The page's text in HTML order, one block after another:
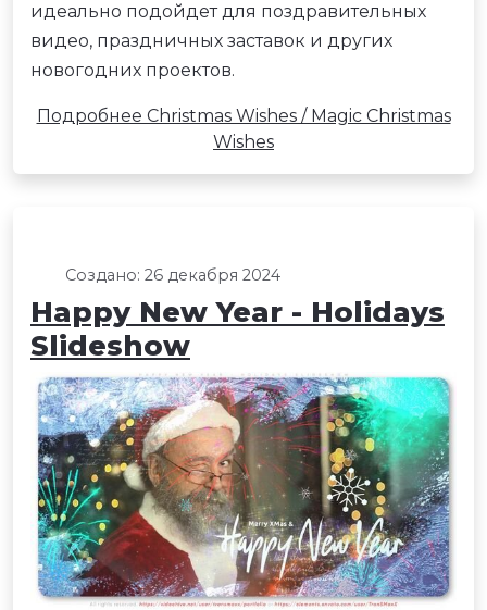
идеально подойдет для поздравительных
видео, праздничных заставок и других
новогодних проектов.
Подробнее Christmas Wishes / Magic Christmas
Wishes
Создано: 26 декабря 2024
Happy New Year - Holidays
Slideshow